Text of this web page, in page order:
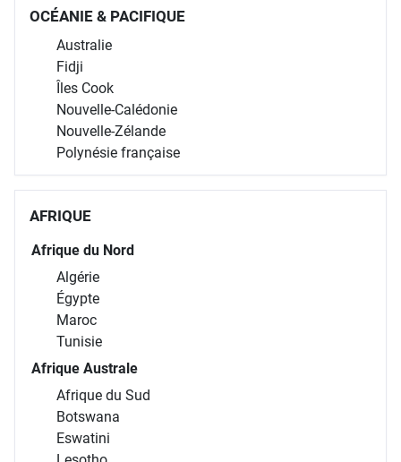
OCÉANIE & PACIFIQUE
Australie
Fidji
Îles Cook
Nouvelle-Calédonie
Nouvelle-Zélande
Polynésie française
AFRIQUE
Afrique du Nord
Algérie
Égypte
Maroc
Tunisie
Afrique Australe
Afrique du Sud
Botswana
Eswatini